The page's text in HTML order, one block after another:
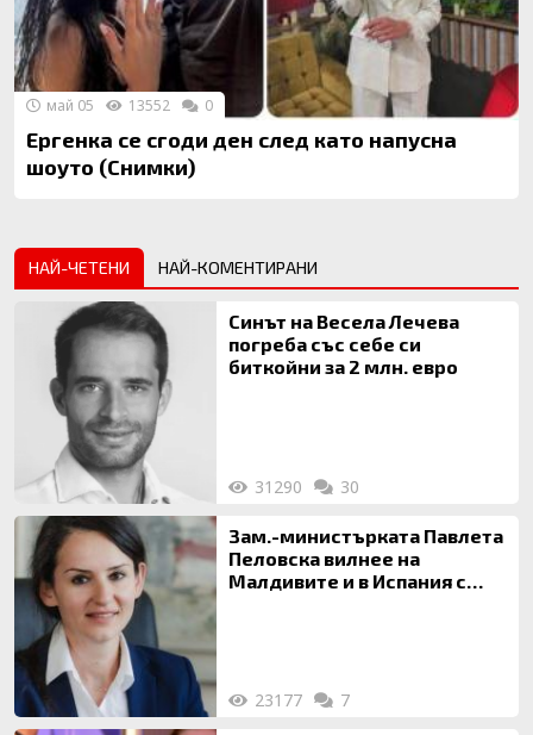
Ергенка се сгоди ден след като напусна
шоуто (Снимки)
май 05 13552 0
НАЙ-ЧЕТЕНИ НАЙ-КОМЕНТИРАНИ
Синът на Весела Лечева
погреба със себе си
биткойни за 2 млн. евро
31290 30
Зам.-министърката Павлета
Пеловска вилнее на
Малдивите и в Испания с
23177 7